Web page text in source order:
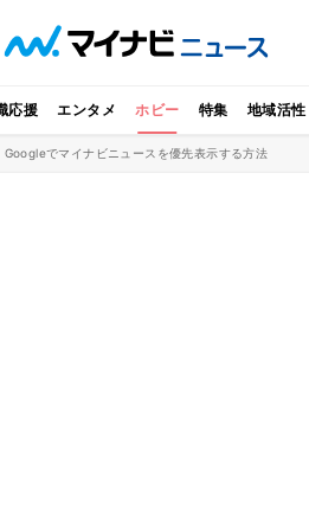
応援 エンタメ ホビー 特集 地域活性
Googleでマイナビニュースを優先表示する方法